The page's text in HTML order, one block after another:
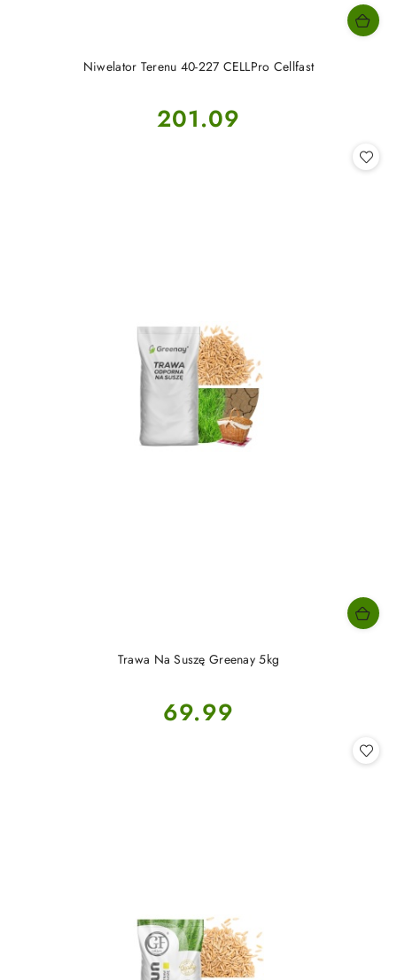
Niwelator Terenu 40-227 CELLPro Cellfast
Cena:
201.09
Trawa Na Suszę Greenay 5kg
Cena:
69.99